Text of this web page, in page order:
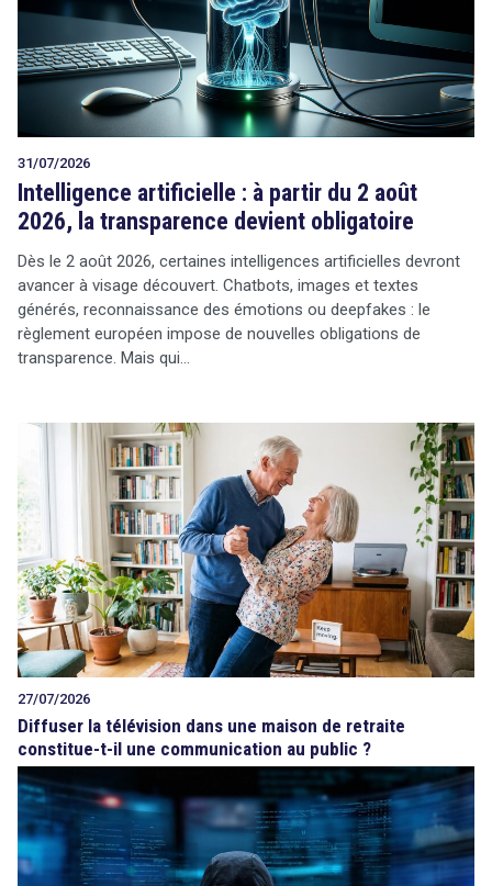
Tout sur le droit de l'innovation
Rechercher
CONTACT
27/07/2026
Diffuser la télévision dans une maison de retraite
constitue-t-il une communication au public ?
31/07/2026
Intelligence artificielle : à partir du 2 août
2026, la transparence devient obligatoire
Dès le 2 août 2026, certaines intelligences artificielles devront
avancer à visage découvert. Chatbots, images et textes
générés, reconnaissance des émotions ou deepfakes : le
règlement européen impose de nouvelles obligations de
transparence. Mais qui…